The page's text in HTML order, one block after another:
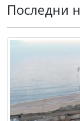
Последни